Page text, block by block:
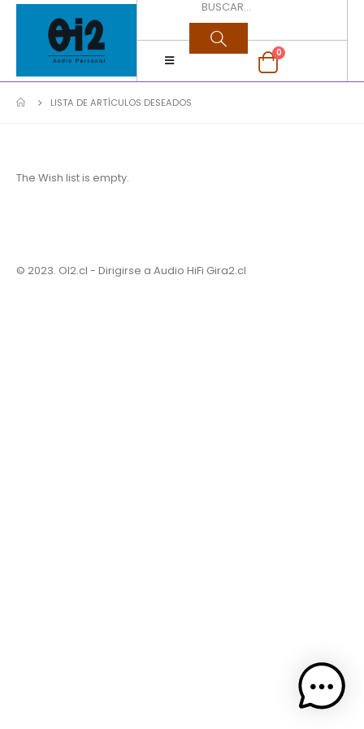
0
LISTA DE ARTÍCULOS DESEADOS
The Wish list is empty.
© 2023. OI2.cl - Dirigirse a Audio HiFi Gira2.cl